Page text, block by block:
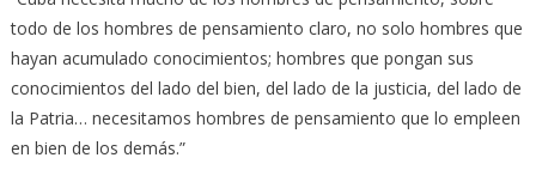
todo de los hombres de pensamiento claro, no solo hombres que
hayan acumulado conocimientos; hombres que pongan sus
conocimientos del lado del bien, del lado de la justicia, del lado de
la Patria… necesitamos hombres de pensamiento que lo empleen
en bien de los demás.”